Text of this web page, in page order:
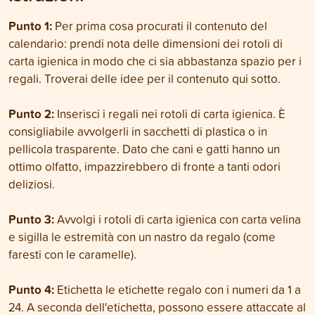
Punto 1: Per prima cosa procurati il contenuto del
calendario: prendi nota delle dimensioni dei rotoli di
carta igienica in modo che ci sia abbastanza spazio per i
regali. Troverai delle idee per il contenuto qui sotto.
Punto 2: Inserisci i regali nei rotoli di carta igienica. È
consigliabile avvolgerli in sacchetti di plastica o in
pellicola trasparente. Dato che cani e gatti hanno un
ottimo olfatto, impazzirebbero di fronte a tanti odori
deliziosi.
Punto 3:Avvolgi i rotoli di carta igienica con carta velina
e sigilla le estremità con un nastro da regalo (come
faresti con le caramelle).
Punto 4: Etichetta le etichette regalo con i numeri da 1 a
24. A seconda dell'etichetta, possono essere attaccate al